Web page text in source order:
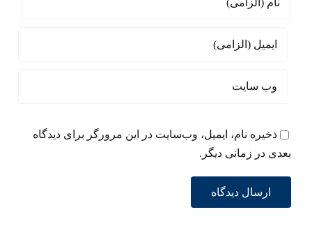
ذخیره نام، ایمیل، وب‌سایت در این مرورگر برای دیدگاه
بعدی در زمانی دیگر.